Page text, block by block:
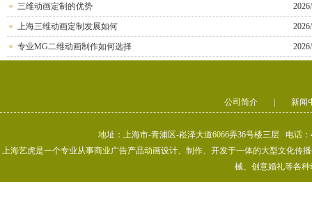
三维动画定制的优势
上海三维动画定制发展如何
专业MG二维动画制作如何选择
公司简介 新闻
地址：上海市-青浦区-崧泽大道6066弄36号楼三层 电话
上海艺虎是一个专业从事商业广告产品动画设计、制作、开发于一体的大型文化传
械、创意婚礼等各